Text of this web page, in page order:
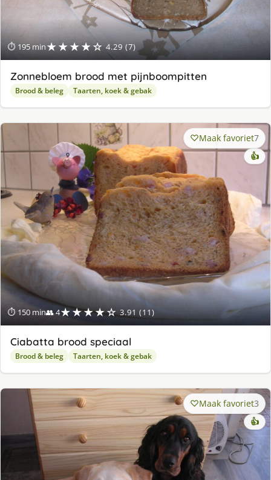
⏱ 195 min★★★★☆ 4.29 (7)
Zonnebloem brood met pijnboompitten
Brood & beleg Taarten, koek & gebak
⏱ 150 min👥 4★★★★☆ 3.91 (11)
Maak favoriet7
👍
Ciabatta brood speciaal
Brood & beleg Taarten, koek & gebak
Maak favoriet3
👍